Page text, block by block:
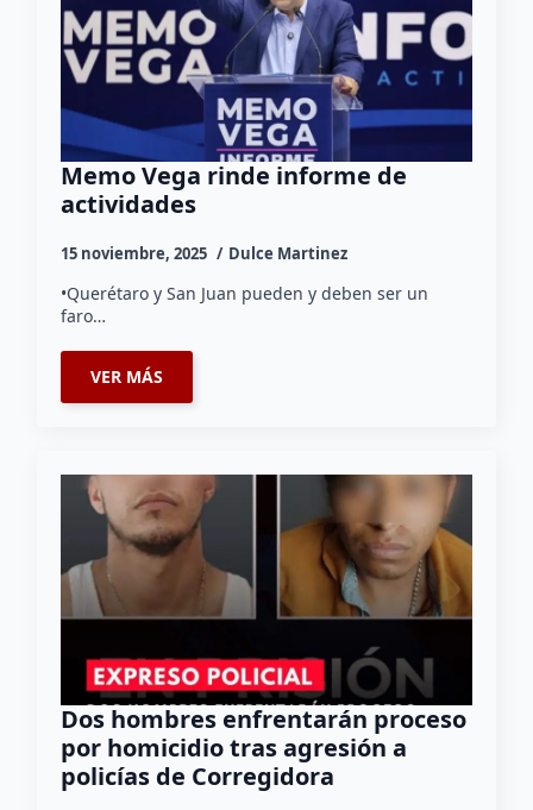
Memo Vega rinde informe de
actividades
15 noviembre, 2025 Dulce Martinez
•Querétaro y San Juan pueden y deben ser un
faro…
VER MÁS
Dos hombres enfrentarán proceso
por homicidio tras agresión a
policías de Corregidora